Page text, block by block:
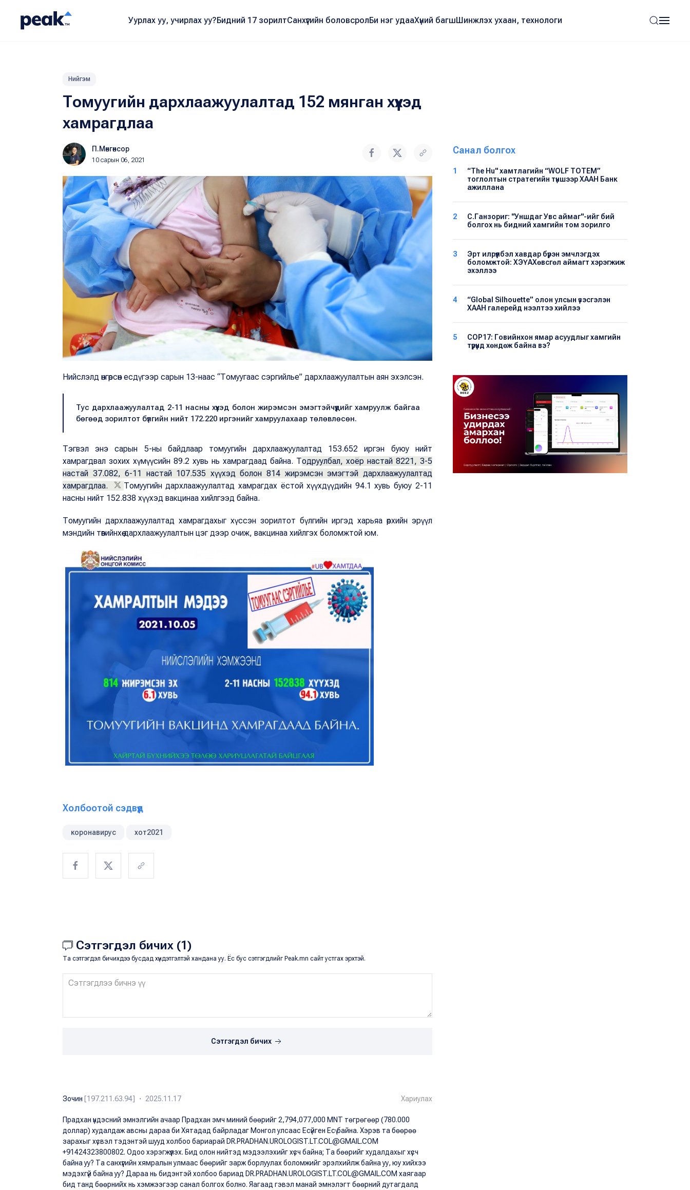
Уурлах уу, учирлах уу?Бидний 17 зорилтСанхүүгийн боловсролБи нэг удааХүний багшШинжлэх ухаан, технологи
Нийгэм
Томуугийн дархлаажуулалтад 152 мянган хүүхэд
хамрагдлаа
П.Мөнгөнсор
10 сарын 06, 2021
Нийслэлд өнгөрсөн есдүгээр сарын 13-наас “Томуугаас сэргийлье” дархлаажуулалтын аян эхэлсэн.
Тус дархлаажуулалтад 2-11 насны хүүхэд болон жирэмсэн эмэгтэйчүүдийг хамруулж байгаа
бөгөөд зорилтот бүлгийн нийт 172.220 иргэнийг хамруулахаар төлөвлөсөн.
Тэгвэл энэ сарын 5-ны байдлаар томуугийн дархлаажуулалтад 153.652 иргэн буюу нийт
хамрагдвал зохих хүмүүсийн 89.2 хувь нь хамрагдаад байна. Тодруулбал, хоёр настай 8221, 3-5
настай 37.082, 6-11 настай 107.535 хүүхэд болон 814 жирэмсэн эмэгтэй дархлаажуулалтад
хамрагдлаа.
Томуугийн дархлаажуулалтад хамрагдах ёстой хүүхдүүдийн 94.1 хувь буюу 2-11
насны нийт 152.838 хүүхэд вакцинаа хийлгээд байна.
Томуугийн дархлаажуулалтад хамрагдахыг хүссэн зорилтот бүлгийн иргэд харьяа өрхийн эрүүл
мэндийн төвийнхөө дархлаажуулалтын цэг дээр очиж, вакцинаа хийлгэх боломжтой юм.
Холбоотой сэдвүүд
коронавирус хот2021
Сэтгэгдэл бичих (1)
Та сэтгэгдэл бичихдээ бусдад хүндэтгэлтэй хандана уу. Ёс бус сэтгэгдлийг Peak.mn сайт устгах эрхтэй.
Сэтгэгдэл бичих
Зочин [197.211.63.94] ・ 2025.11.17 Хариулах
Прадхан үндэсний эмнэлгийн ачаар Прадхан эмч миний бөөрийг 2,794,077,000 MNT төгрөгөөр (780.000
доллар) худалдаж авсны дараа би Хятадад байрладаг Монгол улсаас Есүйген Есү байна. Хэрэв та бөөрөө
зарахыг хүсвэл тэдэнтэй шууд холбоо бариарай DR.PRADHAN.UROLOGIST.LT.COL@GMAIL.COM
+91424323800802. Одоо хэрэгжүүлэх. Бид олон нийтэд мэдээлэхийг хүсч байна; Та бөөрийг худалдахыг хүсч
байна уу? Та санхүүгийн хямралын улмаас бөөрийг зарж борлуулах боломжийг эрэлхийлж байна уу, юу хийхээ
мэдэхгүй байна уу? Дараа нь бидэнтэй холбоо бариад DR.PRADHAN.UROLOGIST.LT.COL@GMAIL.COM хаягаар
бид танд бөөрнийх нь хэмжээгээр санал болгох болно. Яагаад гэвэл манай эмнэлэгт бөөрний дутагдалд
Санал болгох
1
“The Hu" хамтлагийн “WOLF TOTEM”
тоглолтын стратегийн түншээр ХААН Банк
ажиллана
2
С.Ганзориг: "Уншдаг Увс аймаг"-ийг бий
болгох нь бидний хамгийн том зорилго
3
Эрт илрүүлбэл хавдар бүрэн эмчлэгдэх
боломжтой: ХЭҮА​Хөвсгөл аймагт хэрэгжиж
эхэллээ
4
“Global Silhouette” олон улсын үзэсгэлэн
ХААН галерейд нээлтээ хийлээ
5
COP17: Говийнхон ямар асуудлыг хамгийн
түрүүнд хөндөж байна вэ?